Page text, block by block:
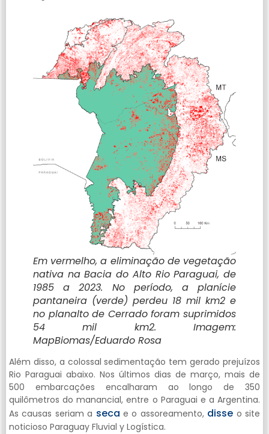
Em vermelho, a eliminação de vegetação
nativa na Bacia do Alto Rio Paraguai, de
1985 a 2023. No período, a planície
pantaneira (verde) perdeu 18 mil km2 e
no planalto de Cerrado foram suprimidos
54 mil km2. Imagem:
MapBiomas/Eduardo Rosa
Além disso, a colossal sedimentação tem gerado prejuízos
Rio Paraguai abaixo. Nos últimos dias de março, mais de
500 embarcações encalharam ao longo de 350
quilômetros do manancial, entre o Paraguai e a Argentina.
As causas seriam a seca e o assoreamento, disse o site
noticioso Paraguay Fluvial y Logística.